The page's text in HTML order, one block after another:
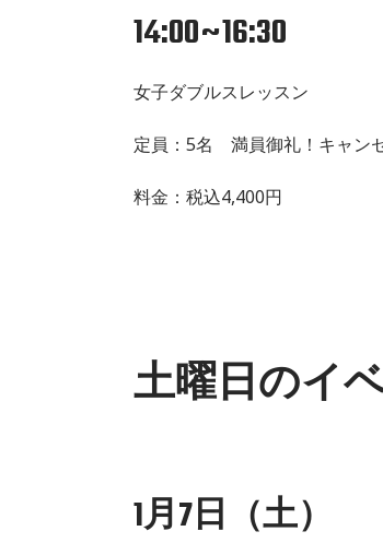
14:00~16:30
女子ダブルスレッスン
定員：5名 満員御礼！キャン
料金：税込4,400円
土曜日のイ
1月7日（土）